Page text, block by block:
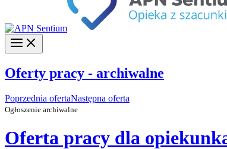
Oferty pracy - archiwalne
Poprzednia ofertaNastępna oferta
Ogłoszenie archiwalne
Oferta pracy dla